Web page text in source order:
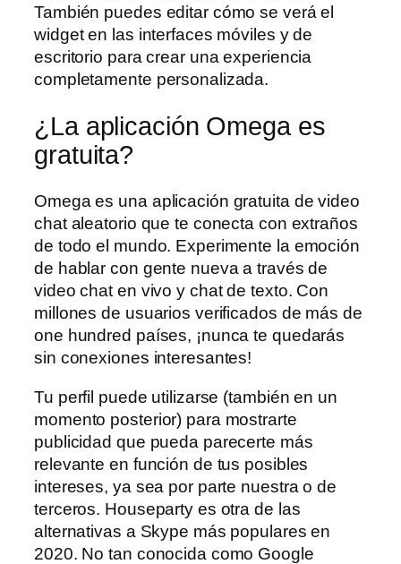
También puedes editar cómo se verá el
widget en las interfaces móviles y de
escritorio para crear una experiencia
completamente personalizada.
¿La aplicación Omega es
gratuita?
Omega es una aplicación gratuita de video
chat aleatorio que te conecta con extraños
de todo el mundo. Experimente la emoción
de hablar con gente nueva a través de
video chat en vivo y chat de texto. Con
millones de usuarios verificados de más de
one hundred países, ¡nunca te quedarás
sin conexiones interesantes!
Tu perfil puede utilizarse (también en un
momento posterior) para mostrarte
publicidad que pueda parecerte más
relevante en función de tus posibles
intereses, ya sea por parte nuestra o de
terceros. Houseparty es otra de las
alternativas a Skype más populares en
2020. No tan conocida como Google